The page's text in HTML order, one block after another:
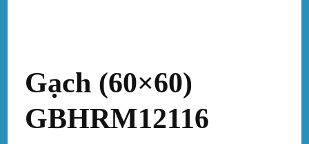
Gạch (60×60)
GBHRM12116